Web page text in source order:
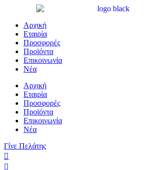
Αρχική
Εταιρία
Προσφορές
Προϊόντα
Επικοινωνία
Νέα
Αρχική
Εταιρία
Προσφορές
Προϊόντα
Επικοινωνία
Νέα
Γίνε Πελάτης